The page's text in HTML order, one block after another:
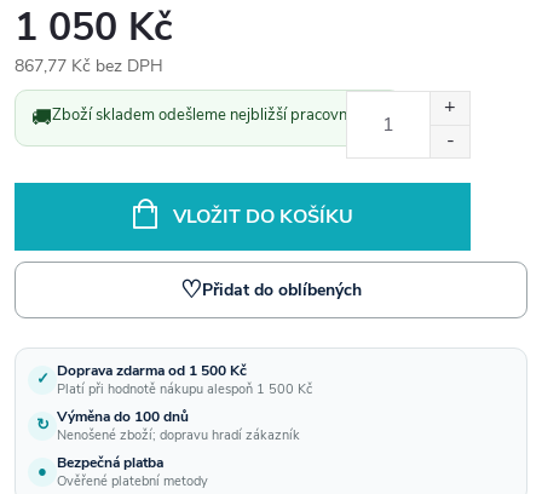
1 050 Kč
867,77 Kč bez DPH
Měrná
cena:
🚚Zboží skladem odešleme nejbližší pracovní den.
VLOŽIT DO KOŠÍKU
♡Přidat do oblíbených
✓ Doprava zdarma od 1 500 Kč
Platí při hodnotě nákupu alespoň 1 500 Kč
↻ Výměna do 100 dnů
Nenošené zboží; dopravu hradí zákazník
● Bezpečná platba
Ověřené platební metody